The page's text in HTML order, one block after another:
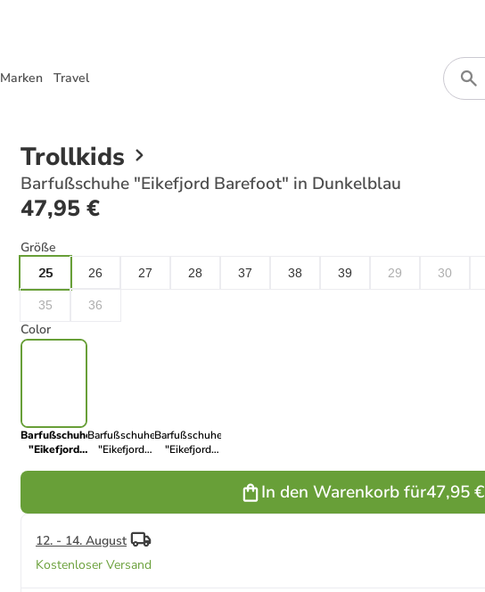
Marken Travel
Trollkids
Barfußschuhe "Eikefjord Barefoot" in Dunkelblau
47,95 €
Größe
25 26 27 28 37 38 39 29 30
35 36
Color
Barfußschuhe
"Eikefjord
Barfußschuhe
"Eikefjord
Barfußschuhe
"Eikefjord
In den Warenkorb für47,95 €
12. - 14. August
Kostenloser Versand